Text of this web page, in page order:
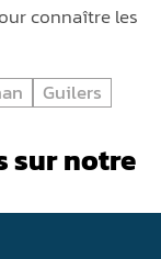
connaître les
Guilers
sur notre